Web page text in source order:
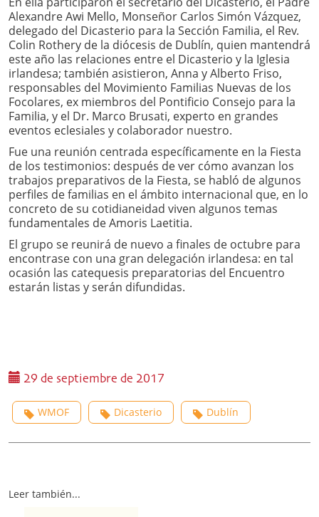
Alexandre Awi Mello, Monseñor Carlos Simón Vázquez,
delegado del Dicasterio para la Sección Familia, el Rev.
Colin Rothery de la diócesis de Dublín, quien mantendrá
este año las relaciones entre el Dicasterio y la Iglesia
irlandesa; también asistieron, Anna y Alberto Friso,
responsables del Movimiento Familias Nuevas de los
Focolares, ex miembros del Pontificio Consejo para la
Familia, y el Dr. Marco Brusati, experto en grandes
eventos eclesiales y colaborador nuestro.
Fue una reunión centrada específicamente en la Fiesta
de los testimonios: después de ver cómo avanzan los
trabajos preparativos de la Fiesta, se habló de algunos
perfiles de familias en el ámbito internacional que, en lo
concreto de su cotidianeidad viven algunos temas
fundamentales de Amoris Laetitia.
El grupo se reunirá de nuevo a finales de octubre para
encontrase con una gran delegación irlandesa: en tal
ocasión las catequesis preparatorias del Encuentro
estarán listas y serán difundidas.
29 de septiembre de 2017
WMOF Dicasterio Dublín
Leer también...